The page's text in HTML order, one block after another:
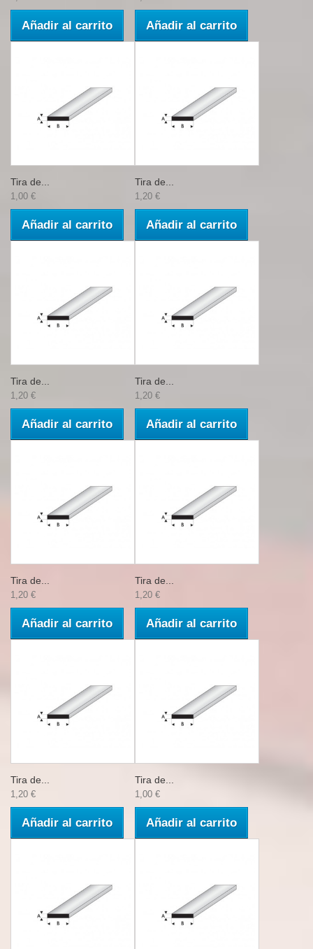
Añadir al carrito Añadir al carrito
Tira de...
1,00 €
Añadir al carrito
Tira de...
1,20 €
Añadir al carrito
Tira de...
1,20 €
Añadir al carrito
Tira de...
1,20 €
Añadir al carrito
Tira de...
1,20 €
Añadir al carrito
Tira de...
1,20 €
Añadir al carrito
Tira de...
1,20 €
Añadir al carrito
Tira de...
1,00 €
Añadir al carrito